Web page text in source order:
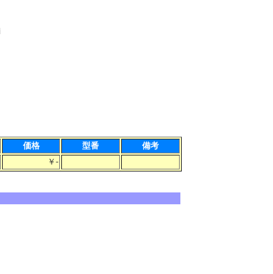
価格 型番
備考
￥-